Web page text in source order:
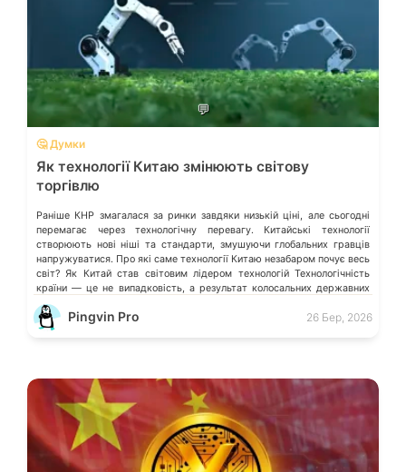
💬
🤔 Думки
Як технології Китаю змінюють світову
торгівлю
Раніше КНР змагалася за ринки завдяки низькій ціні, але сьогодні
перемагає через технологічну перевагу. Китайські технології
створюють нові ніші та стандарти, змушуючи глобальних гравців
напружуватися. Про які саме технології Китаю незабаром почує весь
світ? Як Китай став світовим лідером технологій Технологічність
країни — це не випадковість, а результат колосальних державних
інвестицій, жорсткого протекціонізму та здатності […]
Pingvin Pro 26 Бер, 2026